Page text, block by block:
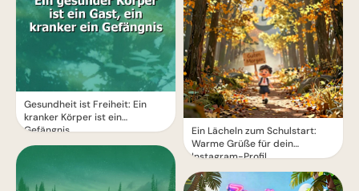
Gesundheit ist Freiheit: Ein
kranker Körper ist ein
Gefängnis
Ein Lächeln zum Schulstart:
Warme Grüße für dein
Instagram-Profil